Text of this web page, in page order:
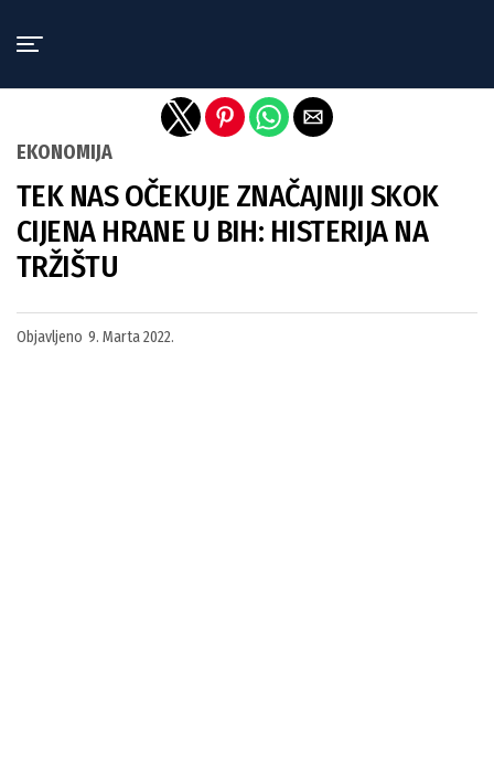
EKONOMIJA
TEK NAS OČEKUJE ZNAČAJNIJI SKOK
CIJENA HRANE U BIH: HISTERIJA NA
TRŽIŠTU
Objavljeno 9. Marta 2022.